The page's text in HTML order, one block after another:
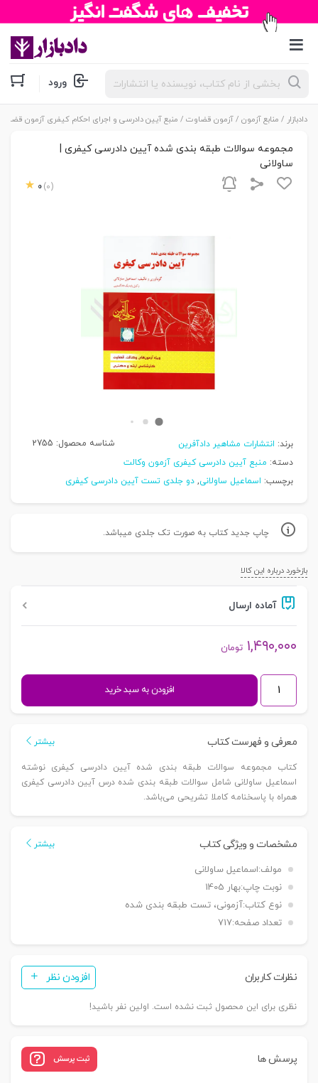
جستجوی
محصولات ورود
دادبازار / منابع آزمون /آزمون قضاوت / منبع آیین دادرسی و اجرای احکام کیفری آزمون
مجموعه سوالات طبقه بندی شده آیین دادرسی کیفری |
ساولانی
0 (0)
برند: انتشارات مشاهیر دادآفرین شناسه محصول: 2755
دسته: منبع آیین دادرسی کیفری آزمون وکالت
برچسب: اسماعیل ساولانی, دو جلدی تست آیین دادرسی کیفری
چاپ جدید کتاب به صورت تک جلدی میباشد.
بازخورد درباره این کالا
آماده ارسال
۱,۴۹۰,۰۰۰ تومان
مجموعه
سوالات
بندی
آیین
دادرسی
ساولانی
افزودن به سبد خرید
معرفی و فهرست کتاب بیشتر
کتاب مجموعه سوالات طبقه بندی شده آیین دادرسی کیفری نوشته
اسماعیل ساولانی شامل سوالات طبقه بندی شده درس آیین دادرسی کیفری
همراه با پاسخنامه کاملا تشریحی می‌باشد.
مشخصات و ویژگی کتاب بیشتر
مولف:اسماعیل ساولانی
نوبت چاپ:بهار 1405
نوع کتاب:آزمونی، تست طبقه بندی شده
تعداد صفحه:717
نظرات کاربران افزودن نظر
نظری برای این محصول ثبت نشده است. اولین نفر باشید!
پرسش ها ثبت پرسش